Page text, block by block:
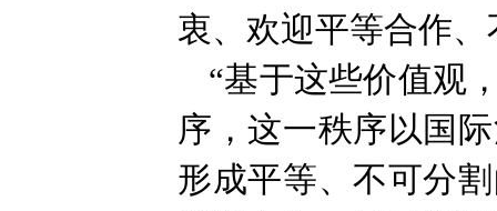
衷、欢迎平等合作
“基于这些价值观
序，这一秩序以国
形成平等、不可分